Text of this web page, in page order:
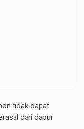
tidak dapat
dari dapur